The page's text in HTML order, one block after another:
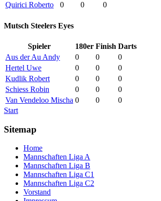
Quirici Roberto
0 0 0
Mutsch Steelers Eyes
Spieler 180er Finish Darts
Aus der Au Andy
0 0
0
Hertel Uwe
0 0
0
Kudlik Robert
0 0
0
Schiess Robin
0 0
0
Van Vendeloo Mischa 0 0
0
Start
Sitemap
Home
Mannschaften Liga A
Mannschaften Liga B
Mannschaften Liga C1
Mannschaften Liga C2
Vorstand